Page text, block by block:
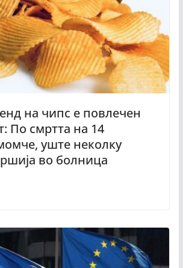
на чипс е повлечен
По смртта на 14
уште неколку
во болница